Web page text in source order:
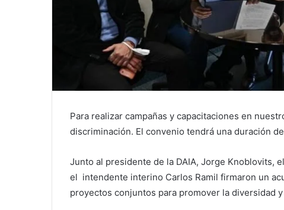
Para realizar campañas y capacitaciones en
discriminación. El convenio tendrá una duración
Junto al presidente de la DAIA, Jorge Knoblovits,
el intendente interino Carlos Ramil firmaron un
proyectos conjuntos para promover la diversidad